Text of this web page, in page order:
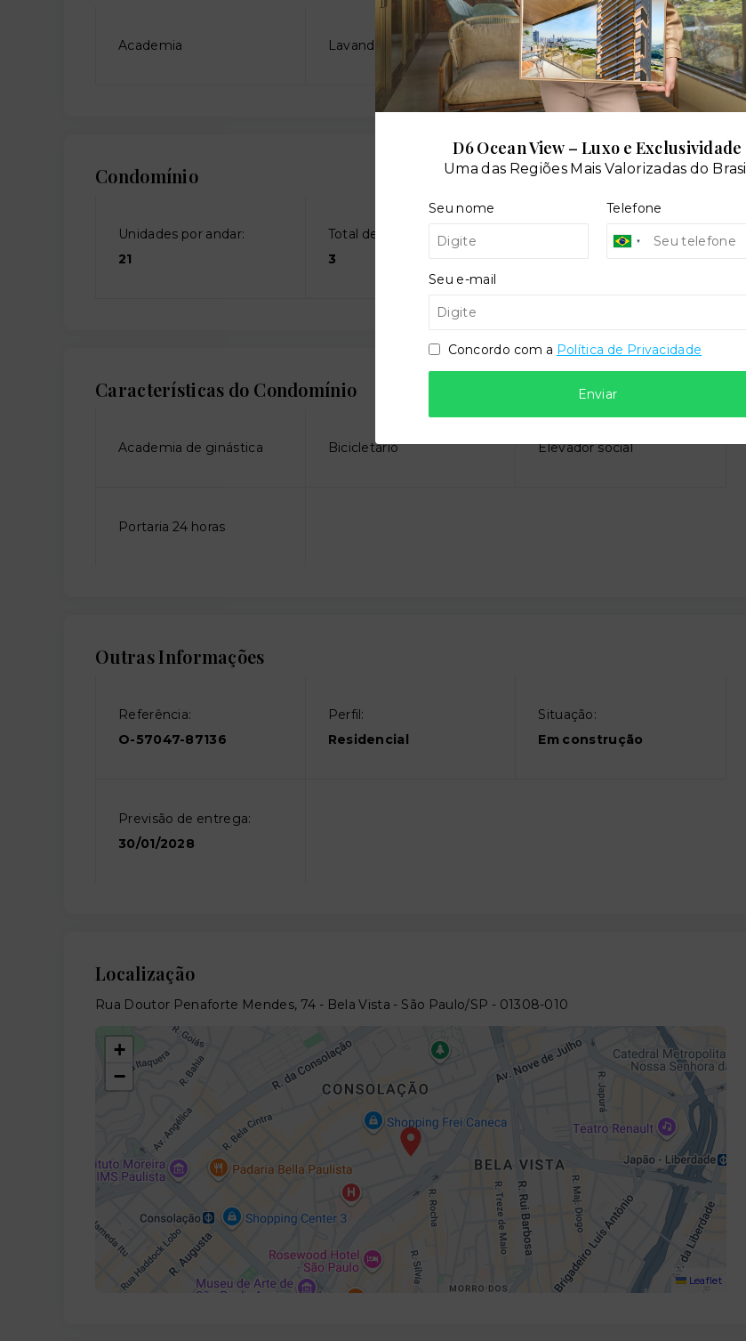
Academia Lavanderia Portaria
Condomínio
Unidades por andar:
21
Total de andares:
3
Características do Condomínio
Academia de ginástica Bicicletário Elevador social
Portaria 24 horas
Outras Informações
Referência:
O-57047-87136
Perfil:
Residencial
Situação:
Em construção
Previsão de entrega:
30/01/2028
Localização
Rua Doutor Penaforte Mendes, 74 - Bela Vista - São Paulo/SP - 01308-010
+
−
Leaflet
D6 Ocean View – Luxo e Exclusividade
Uma das Regiões Mais Valorizadas do Brasil
Seu nome Telefone
Seu e-mail
Concordo com a Política de Privacidade
Enviar